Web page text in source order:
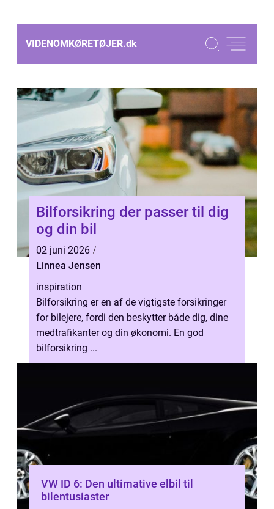
VIDENOMKØRETØJER.dk
Bilforsikring der passer til dig
og din bil
02 juni 2026
Linnea Jensen
inspiration
Bilforsikring er en af de vigtigste forsikringer
for bilejere, fordi den beskytter både dig, dine
medtrafikanter og din økonomi. En god
bilforsikring ...
VW ID 6: Den ultimative elbil til
bilentusiaster